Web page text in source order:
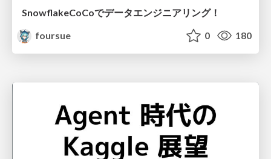
SnowflakeCoCoでデータエンジニアリング！
foursue
0 180